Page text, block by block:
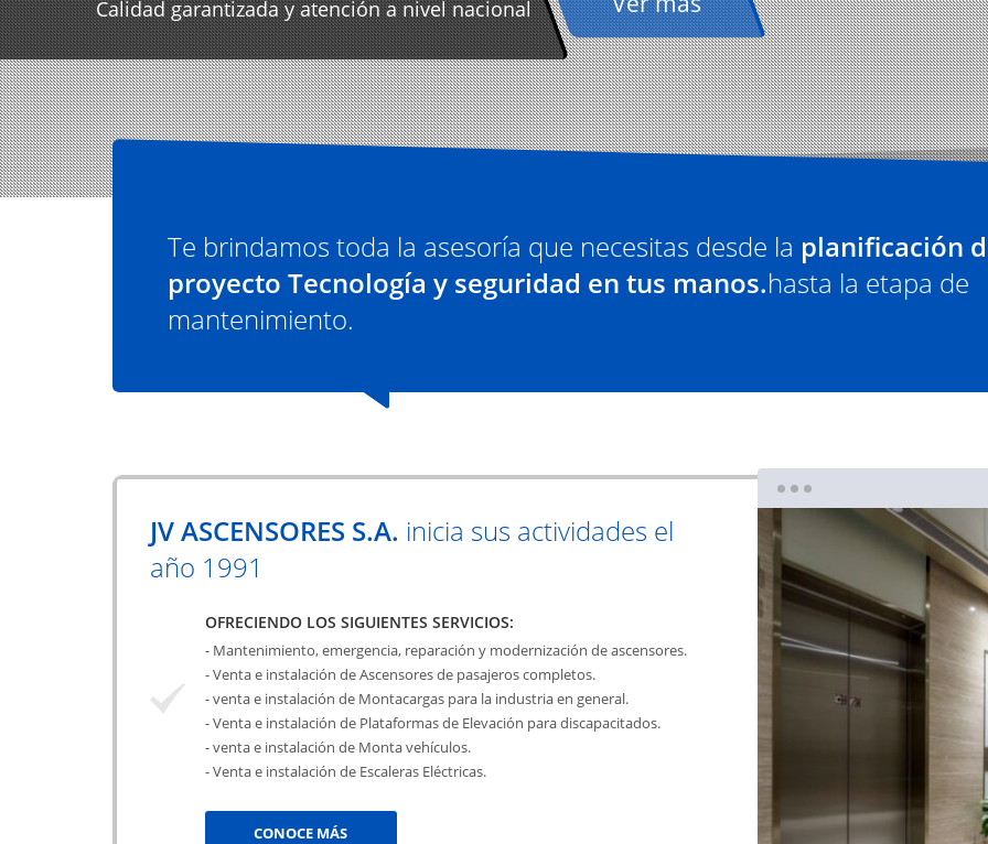
Calidad garantizada y atención a nivel nacional
Te brindamos toda la asesoría que necesitas desde la planificación
proyecto Tecnología y seguridad en tus manos.hasta la etapa de
mantenimiento.
JV ASCENSORES S.A. inicia sus actividades el
año 1991
OFRECIENDO LOS SIGUIENTES SERVICIOS:
- Mantenimiento, emergencia, reparación y modernización de ascensores.
- Venta e instalación de Ascensores de pasajeros completos.
- venta e instalación de Montacargas para la industria en general.
- Venta e instalación de Plataformas de Elevación para discapacitados.
- venta e instalación de Monta vehículos.
- Venta e instalación de Escaleras Eléctricas.
CONOCE MÁS